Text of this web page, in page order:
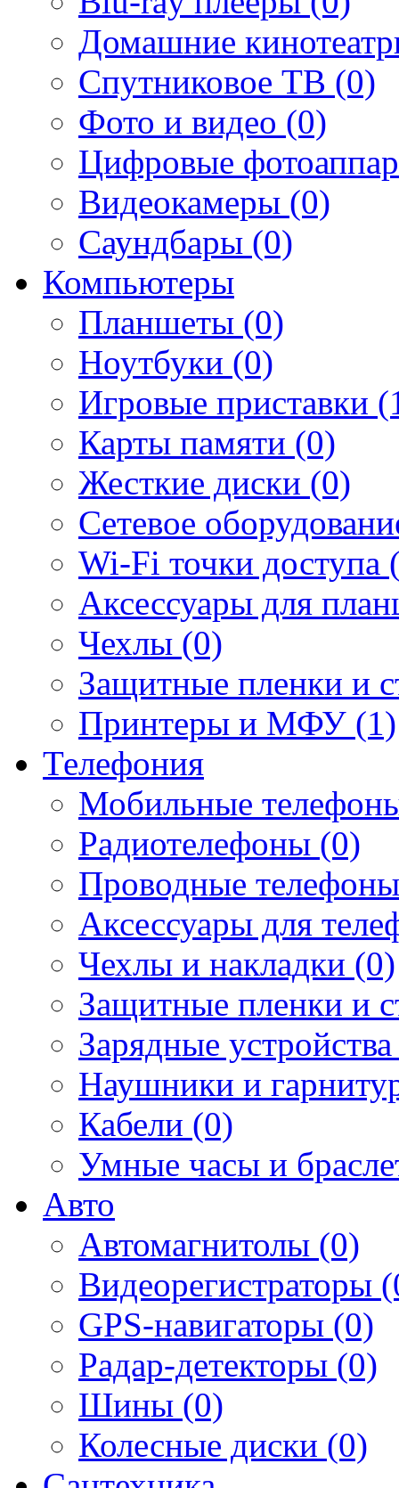
Домашние
Спутниковое ТВ (0)
Фото и видео (0)
Цифровые
Видеокамеры (0)
Саундбары (0)
Компьютеры
Планшеты (0)
Ноутбуки (0)
Игровые приставки
Карты памяти (0)
Жесткие диски (0)
Сетевое
Wi-Fi точки доступа
Аксессуары для
Чехлы (0)
Защитные пленки и
Принтеры и МФУ (1)
Телефония
Мобильные
Радиотелефоны (0)
Проводные
Аксессуары для
Чехлы и накладки (0)
Защитные пленки и
Зарядные
Наушники и
Кабели (0)
Умные часы и
Авто
Автомагнитолы (0)
Видеорегистраторы
GPS-навигаторы (0)
Радар-детекторы (0)
Шины (0)
Колесные диски (0)